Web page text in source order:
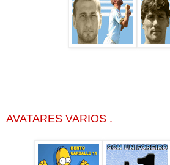
AVATARES VARIOS .